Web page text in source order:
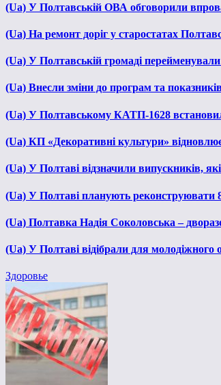
(Ua) У Полтавській ОВА обговорили
(Ua) На ремонт доріг у старостатах
(Ua) У Полтавській громаді перейменували
(Ua) Внесли зміни до програм та
(Ua) У Полтавському КАТП-1628
(Ua) КП «Декоративні культури»
(Ua) У Полтаві відзначили випускників,
(Ua) У Полтаві планують реконструювати
(Ua) Полтавка Надія Соколовська –
(Ua) У Полтаві відібрали для молодіжного
Здоровье